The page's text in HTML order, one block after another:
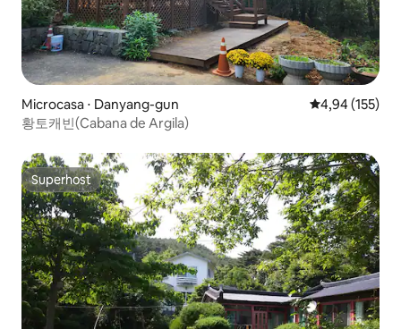
Microcasa ⋅ Danyang-gun 4,94 de uma
4,94 (155)
황토캐빈(Cabana de Argila)
Superhost
Superhost